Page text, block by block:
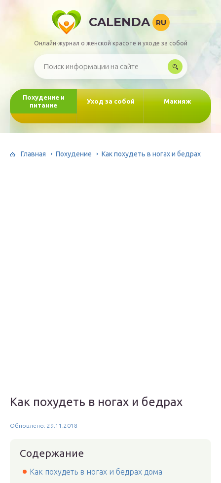
CALENDA RU
Онлайн-журнал о женской красоте и уходе за собой
Похудение и
питание
Уход за собой Макияж
Главная Похудение Как похудеть в ногах и бедрах
Как похудеть в ногах и бедрах
Обновлено: 29.11.2018
Содержание
Как похудеть в ногах и бедрах дома